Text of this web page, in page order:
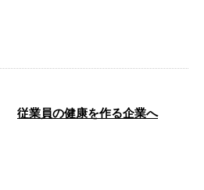
従業員の健康を作る企業へ